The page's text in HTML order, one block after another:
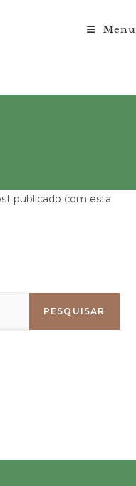
Menu
publicado com esta
PESQUISAR